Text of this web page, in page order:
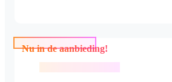
Nu in de aanbieding!